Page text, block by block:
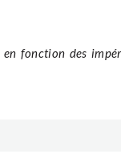
en fonction des